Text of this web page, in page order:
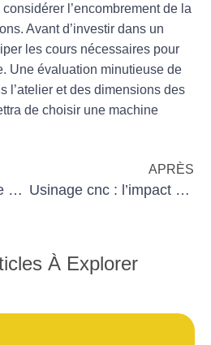
l’encombrementde la
. Avant d’investir dans un
les cours nécessaires pour
Une évaluation minutieuse de
l’atelier et des dimensions des
de choisir une machine
Les défis de l’usinage dans les industries modernes
APRÈS
Usinage cnc : l’impact du choix des outils
À Explorer